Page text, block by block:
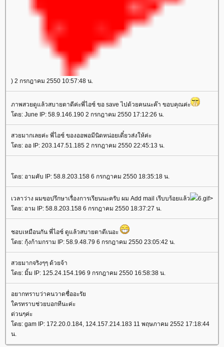
) 2 กรกฎาคม 2550 10:57:48 น.
ภาพสวยดูแล้วสบายตาดีค่ะพี่ไอซ์ ขอ save ไปด้วยคนนะค๊า ขอบคุณค่ะ
ดย: June IP: 58.9.146.190 2 กรกฎาคม 2550 17:12:26 น.
สวยมากเลยค่ะ พี่ไอซ์ ของออพอมีนิดหน่อยเดี๋ยวส่งให้ค่ะ
ดย: ออ IP: 203.147.51.185 2 กรกฎาคม 2550 22:45:13 น.
ดย: อามคับ IP: 58.8.203.158 6 กรกฎาคม 2550 18:35:18 น.
เวลาว่าง ผมขอปรึกษาเรื่องการเรียนนะครับ ผม Add mail เรีบบร้อยแล้ว
6.gif>
ดย: อาม IP: 58.8.203.158 6 กรกฎาคม 2550 18:37:27 น.
ชอบเหมือนกัน พี่ไอซ์ ดูแล้วสบายตาดีเนอะ
ดย: กุ้งก้ามกราม IP: 58.9.48.79 6 กรกฎาคม 2550 23:05:42 น.
สวยมากจริงๆๆ ด้วยจ้า
ดย: มิ้ม IP: 125.24.154.196 9 กรกฎาคม 2550 16:58:38 น.
อยากทราบว่าคนวาดชื่ออะรั
ครทราบช่วยบอกทีนะค่ะ
ด่วนๆค่ะ
ดย: gam IP: 172.20.0.184, 124.157.214.183 11 พฤษภาคม 2552 17:18:44
น.